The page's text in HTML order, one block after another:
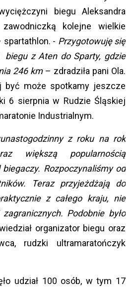
biegu Aleksandra
kolejne wielkie
- Przygotowuję się
z Aten do Sparty, gdzie
246 km– zdradziła pani Ola.
być może spotkamy jeszcze
6 sierpnia w Rudzie Śląskiej
Industrialnym.
z roku na rok
większą popularnością
Rozpoczynaliśmy od
Teraz przyjeżdżają do
z całego kraju, nie
Podobnie było
organizator biegu oraz
rudzki ultramaratończyk
udział 100 osób, w tym 17